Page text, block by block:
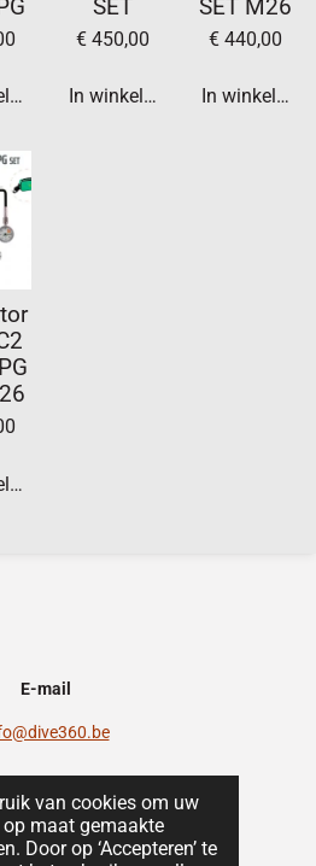
van cookies om uw
op maat gemaakte
Door op ‘Accepteren’ te
SET
€ 450,00
In winkelwagen
SET M26
€ 440,00
In
E-mail
I
n
T
i
W
h